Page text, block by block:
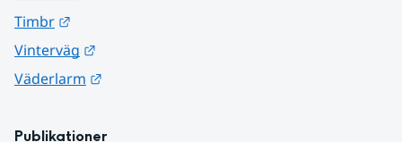
Timbr
Vinterväg
Väderlarm
Publikationer